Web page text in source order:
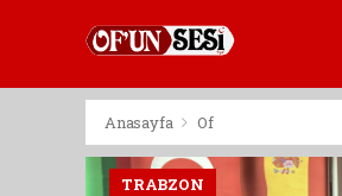
Anasayfa Of
TRABZON